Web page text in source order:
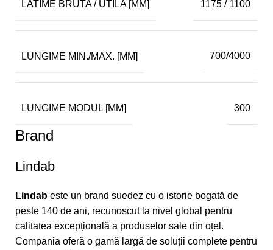
LATIME BRUTA / UTILA [MM] 1175 / 1100
LUNGIME MIN./MAX. [MM] 700/4000
LUNGIME MODUL [MM] 300
Brand
Lindab
Lindab este un brand suedez cu o istorie bogată de
peste 140 de ani, recunoscut la nivel global pentru
calitatea excepțională a produselor sale din oțel.
Compania oferă o gamă largă de soluții complete pentru